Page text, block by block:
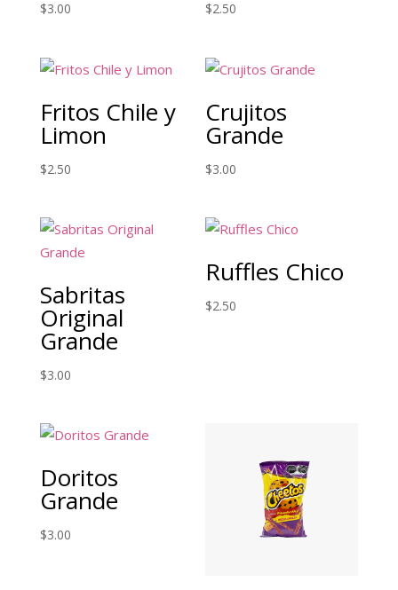
$3.00 $2.50
Fritos Chile y
Limon
$2.50
Crujitos
Grande
$3.00
Sabritas
Original
Grande
$3.00
Ruffles Chico
$2.50
Doritos
Grande
$3.00